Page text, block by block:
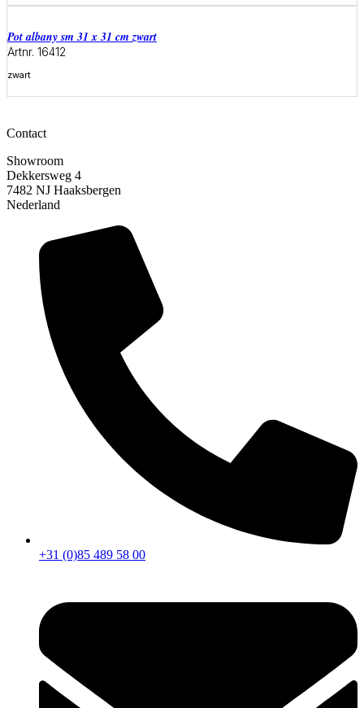
Pot albany sm 31 x 31 cm zwart
Artnr. 16412
zwart
Contact
Showroom
Dekkersweg 4
7482 NJ Haaksbergen
Nederland
+31 (0)85 489 58 00